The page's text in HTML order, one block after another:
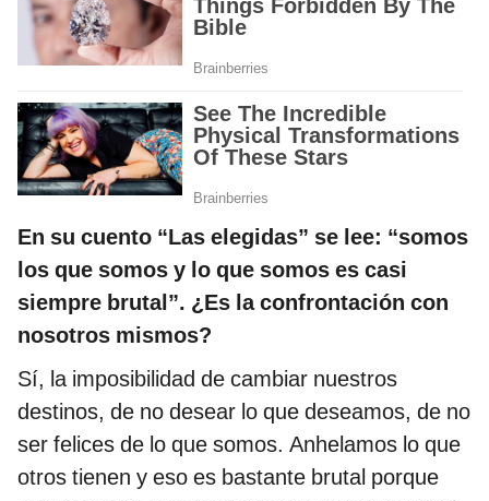
En su cuento “Las elegidas” se lee: “somos
los que somos y lo que somos es casi
siempre brutal”. ¿Es la confrontación con
nosotros mismos?
Sí, la imposibilidad de cambiar nuestros
destinos, de no desear lo que deseamos, de no
ser felices de lo que somos. Anhelamos lo que
otros tienen y eso es bastante brutal porque